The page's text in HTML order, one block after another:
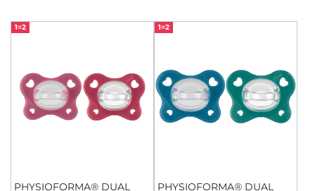
1=2
PHYSIOFORMA® DUAL
1=2
PHYSIOFORMA® DUAL